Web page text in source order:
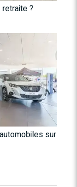
?
sur